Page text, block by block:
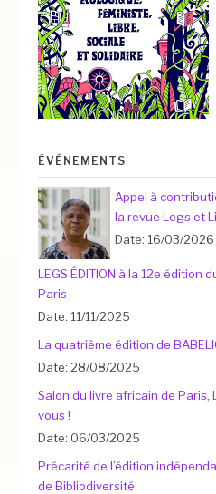
ÉVÉNEMENTS
Appel à
la revue Legs et
Date: 16/03/2026
LEGS ÉDITION à la 12e édition
Paris
Date: 11/11/2025
La quatrième édition de
Date: 28/08/2025
Salon du livre africain de Paris,
vous !
Date: 06/03/2025
Précarité de l’édition
de Bibliodiversité